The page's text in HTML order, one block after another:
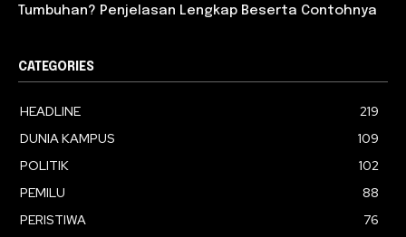
Tumbuhan? Penjelasan Lengkap Beserta Contohnya
CATEGORIES
HEADLINE
219
DUNIA KAMPUS
109
POLITIK
102
PEMILU
88
PERISTIWA
76